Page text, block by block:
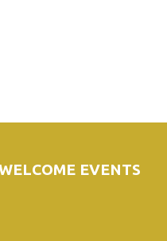
EVENTS